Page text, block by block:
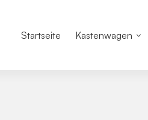
Startseite Kastenwagen